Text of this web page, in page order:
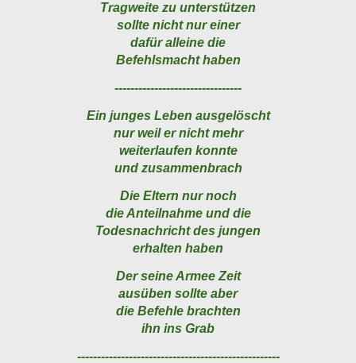
Tragweite zu unterstützen
sollte nicht nur einer
dafür alleine die
Befehlsmacht haben
--------------------------------
Ein junges Leben ausgelöscht
nur weil er nicht mehr
weiterlaufen konnte
und zusammenbrach
Die Eltern nur noch
die Anteilnahme und die
Todesnachricht des jungen
erhalten haben
Der seine Armee Zeit
ausüben sollte aber
die Befehle brachten
ihn ins Grab
---------------------------------------------------